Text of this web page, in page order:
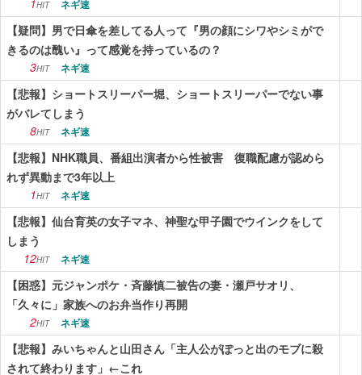
1HIT ネギ速
【疑問】男で日傘を差してる人って『男の顔にシワやシミがで
きるのは醜い』って感覚を持っているの？
3HIT ネギ速
【悲報】ショートスリーパー堀、ショートスリーパーでない事
がバレてしまう
8HIT ネギ速
【悲報】NHK職員、番組出演者から性被害 復職配慮が認めら
れず異動まで3年以上
1HIT ネギ速
【悲報】仙台育英の女子マネ、神聖な甲子園でウインクをして
しまう
12HIT ネギ速
【困惑】元ジャンポケ・斉藤慎二被告の妻・瀬戸サオリ、
「久々に」家族へのお弁当作り再開
2HIT ネギ速
【悲報】みいちゃんと山田さん「主人公がぽっと出のモブに殺
されて終わります」←これ